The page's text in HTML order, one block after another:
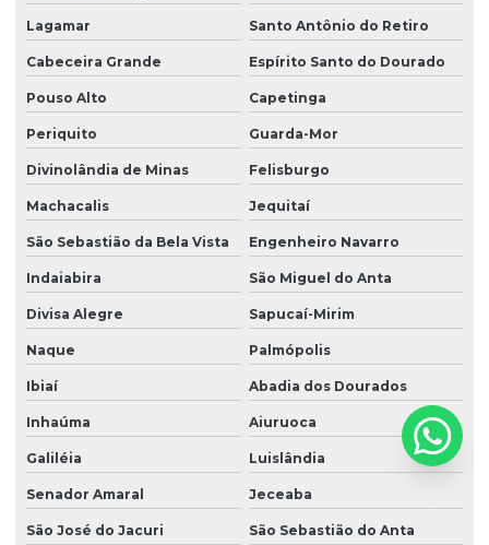
Lagamar Santo Antônio do Retiro
Cabeceira Grande Espírito Santo do Dourado
Pouso Alto Capetinga
Periquito Guarda-Mor
Divinolândia de Minas Felisburgo
Machacalis Jequitaí
São Sebastião da Bela Vista Engenheiro Navarro
Indaiabira São Miguel do Anta
Divisa Alegre Sapucaí-Mirim
Naque Palmópolis
Ibiaí Abadia dos Dourados
Inhaúma Aiuruoca
Galiléia Luislândia
Senador Amaral Jeceaba
São José do Jacuri São Sebastião do Anta